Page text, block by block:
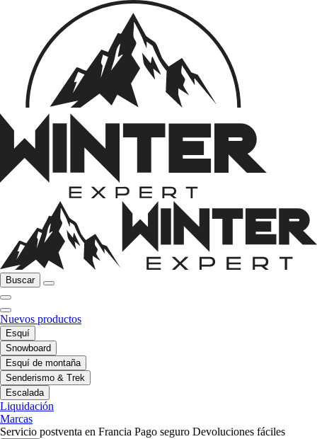
Buscar
Nuevos productos
Esquí
Snowboard
Esquí de montaña
Senderismo & Trek
Escalada
Liquidación
Marcas
Servicio postventa en Francia Pago seguro Devoluciones fáciles